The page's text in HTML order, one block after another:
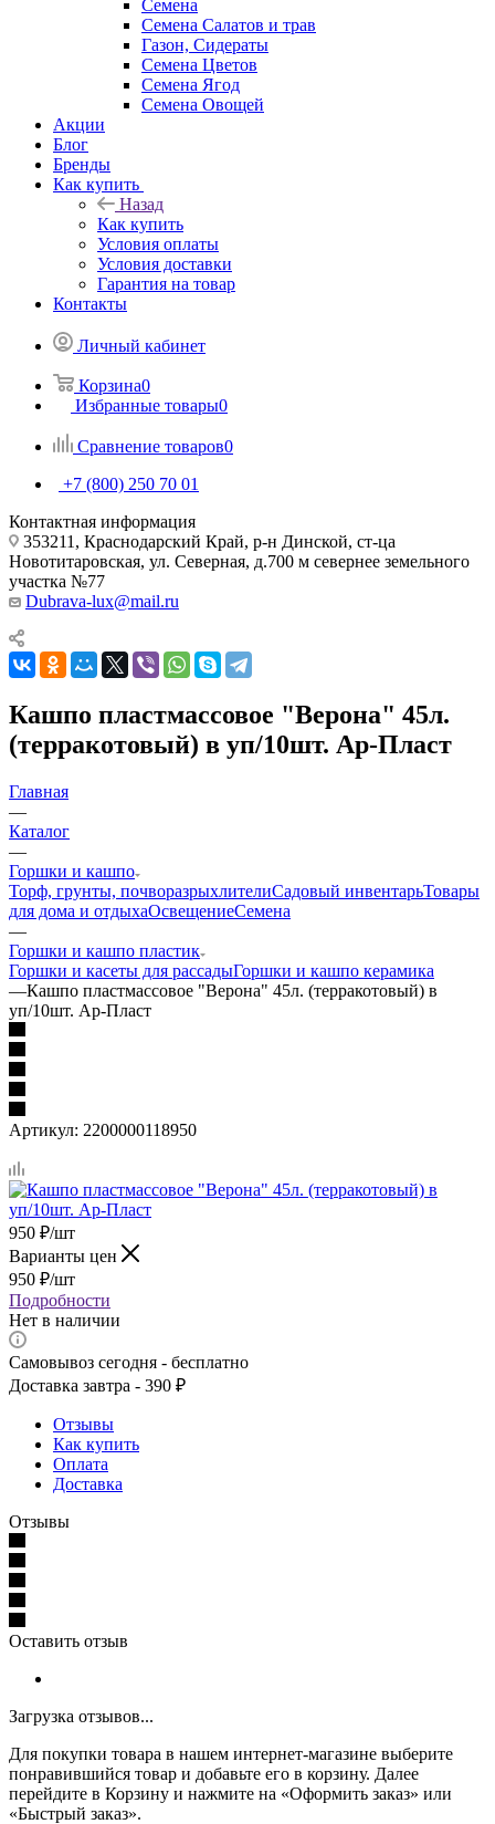
Семена
Семена Салатов и трав
Газон, Сидераты
Семена Цветов
Семена Ягод
Семена Овощей
Акции
Блог
Бренды
Как купить
Назад
Как купить
Условия оплаты
Условия доставки
Гарантия на товар
Контакты
Личный кабинет
Корзина0
Избранные товары0
Сравнение товаров0
+7 (800) 250 70 01
Контактная информация
353211, Краснодарский Край, р-н Динской, ст-ца
Новотитаровская, ул. Северная, д.700 м севернее земельного
участка №77
Dubrava-lux@mail.ru
Кашпо пластмассовое "Верона" 45л.
(терракотовый) в уп/10шт. Ар-Пласт
Главная
—
Каталог
—
Горшки и кашпо
Торф, грунты, почворазрыхлителиСадовый инвентарьТовары
для дома и отдыхаОсвещениеСемена
—
Горшки и кашпо пластик
Горшки и касеты для рассадыГоршки и кашпо керамика
—Кашпо пластмассовое "Верона" 45л. (терракотовый) в
уп/10шт. Ар-Пласт
Артикул: 2200000118950
950 ₽/шт
Варианты цен
950 ₽/шт
Подробности
Нет в наличии
Самовывоз сегодня - бесплатно
Доставка завтра - 390 ₽
Отзывы
Как купить
Оплата
Доставка
Отзывы
Оставить отзыв
Загрузка отзывов...
Для покупки товара в нашем интернет-магазине выберите
понравившийся товар и добавьте его в корзину. Далее
перейдите в Корзину и нажмите на «Оформить заказ» или
«Быстрый заказ».